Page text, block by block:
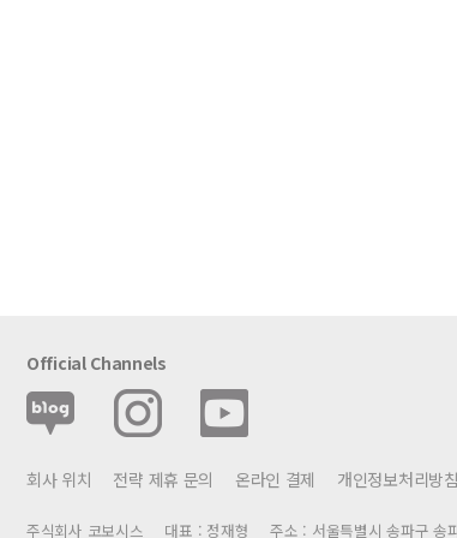
Official Channels
회사 위치 전략 제휴 문의 온라인 결제 개인정보처리방침
주식회사 코보시스 대표 : 정재형 주소 : 서울특별시 송파구 송